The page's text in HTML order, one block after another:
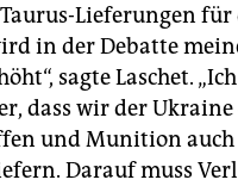
Lieferungen für
in der Debatte
sagte Laschet.
dass wir der Ukraine
und Munition
Darauf muss